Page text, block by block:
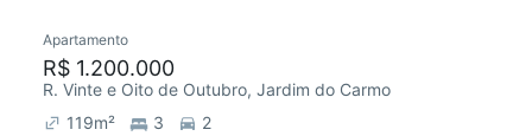
Redecorar
Apartamento
R$ 1.200.000
R. Vinte e Oito de Outubro, Jardim do Carmo
119m² 3
2